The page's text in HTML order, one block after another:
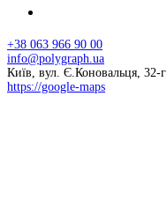
+38 063 966 90 00
info@polygraph.ua
Київ, вул. Є.Коновальця, 32-г
https://google-maps